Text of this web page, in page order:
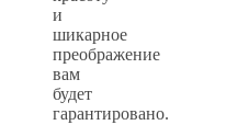
и
шикарное
преображение
вам
будет
гарантировано.